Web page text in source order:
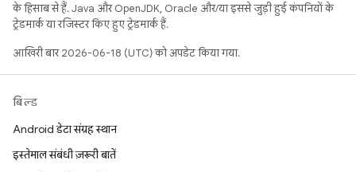
के हिसाब से हैं. Java और OpenJDK, Oracle और/या इससे जुड़ी हुई कंपनियों के
ट्रेडमार्क या रजिस्टर किए हुए ट्रेडमार्क हैं.
आखिरी बार 2026-06-18 (UTC) को अपडेट किया गया.
बिल्ड
Android डेटा संग्रह स्थान
इस्तेमाल संबंधी ज़रूरी बातें